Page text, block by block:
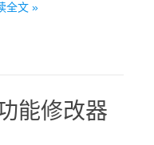
全文 »
能修改器